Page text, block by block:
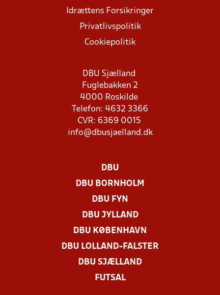
Idrættens Forsikringer
Privatlivspolitik
Cookiepolitik
DBU Sjælland
Fuglebakken 2
4000 Roskilde
Telefon: 4632 3366
CVR: 6369 0015
info@dbusjaelland.dk
DBU
DBU BORNHOLM
DBU FYN
DBU JYLLAND
DBU KØBENHAVN
DBU LOLLAND-FALSTER
DBU SJÆLLAND
FUTSAL